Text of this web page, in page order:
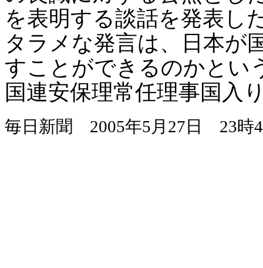
を表明する談話を発表し
タラメな発言は、日本が
すことができるのかとい
国連安保理常任理事国入
毎日新聞 2005年5月 27 日 23時